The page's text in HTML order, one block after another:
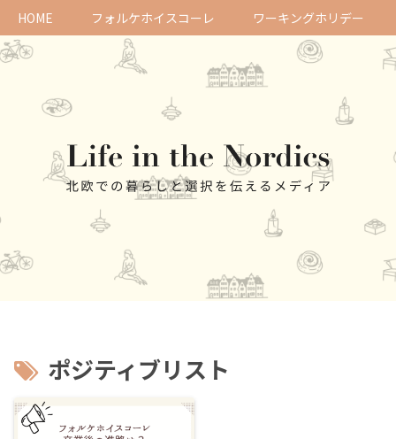
HOME フォルケホイスコーレ ワーキングホリデー
ポジティブリスト